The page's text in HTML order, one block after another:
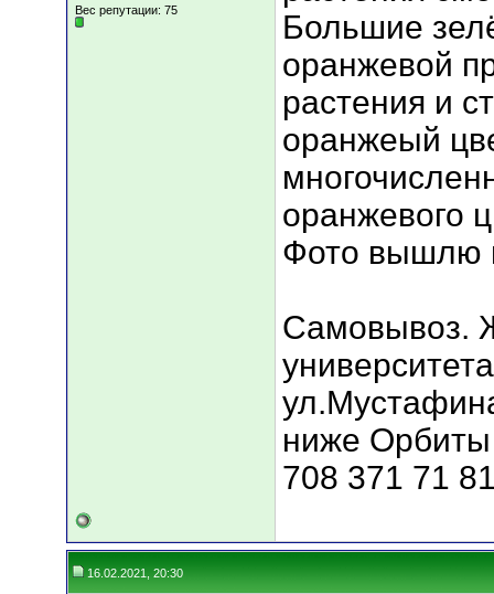
Вес репутации: 75
Большие
оранжевой
растения и
оранжеый
оранжевого
Фото вышлю
Самовывоз.
ниже
708 371 71
16.02.2021, 20:30